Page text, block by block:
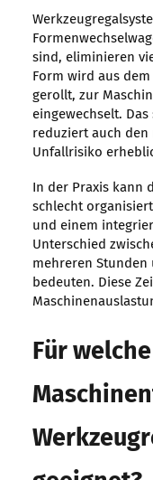
sind, eliminieren
Form wird aus
gerollt, zur
eingewechselt.
reduziert auch
Unfallrisiko
In der Praxis kann
schlecht
und einem
Unterschied
mehreren Stunden
bedeuten. Diese
Für